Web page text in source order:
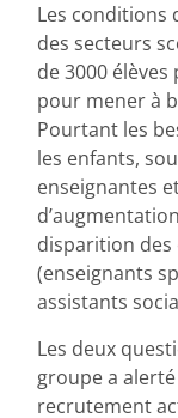
Les conditions
des secteurs
de 3000
pour mener à
Pourtant les
les enfants,
enseignantes
disparition
(enseignants
assistants
Les deux
groupe a
recrutement